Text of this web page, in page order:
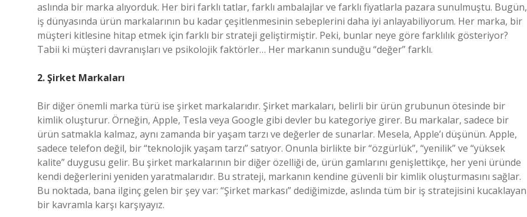
aslında bir marka alıyorduk. Her biri farklı tatlar, farklı ambalajlar ve farklı fiyatlarla pazara sunulmuştu. Bugün,
iş dünyasında ürün markalarının bu kadar çeşitlenmesinin sebeplerini daha iyi anlayabiliyorum. Her marka, bir
müşteri kitlesine hitap etmek için farklı bir strateji geliştirmiştir. Peki, bunlar neye göre farklılık gösteriyor?
Tabii ki müşteri davranışları ve psikolojik faktörler… Her markanın sunduğu “değer” farklı.
2. Şirket Markaları
Bir diğer önemli marka türü ise şirket markalarıdır. Şirket markaları, belirli bir ürün grubunun ötesinde bir
kimlik oluşturur. Örneğin, Apple, Tesla veya Google gibi devler bu kategoriye girer. Bu markalar, sadece bir
ürün satmakla kalmaz, aynı zamanda bir yaşam tarzı ve değerler de sunarlar. Mesela, Apple’ı düşünün. Apple,
sadece telefon değil, bir “teknolojik yaşam tarzı” satıyor. Onunla birlikte bir “özgürlük”, “yenilik” ve “yüksek
kalite” duygusu gelir. Bu şirket markalarının bir diğer özelliği de, ürün gamlarını genişlettikçe, her yeni üründe
kendi değerlerini yeniden yaratmalarıdır. Bu strateji, markanın kendine güvenli bir kimlik oluşturmasını sağlar.
Bu noktada, bana ilginç gelen bir şey var: “Şirket markası” dediğimizde, aslında tüm bir iş stratejisini kucaklayan
bir kavramla karşı karşıyayız.